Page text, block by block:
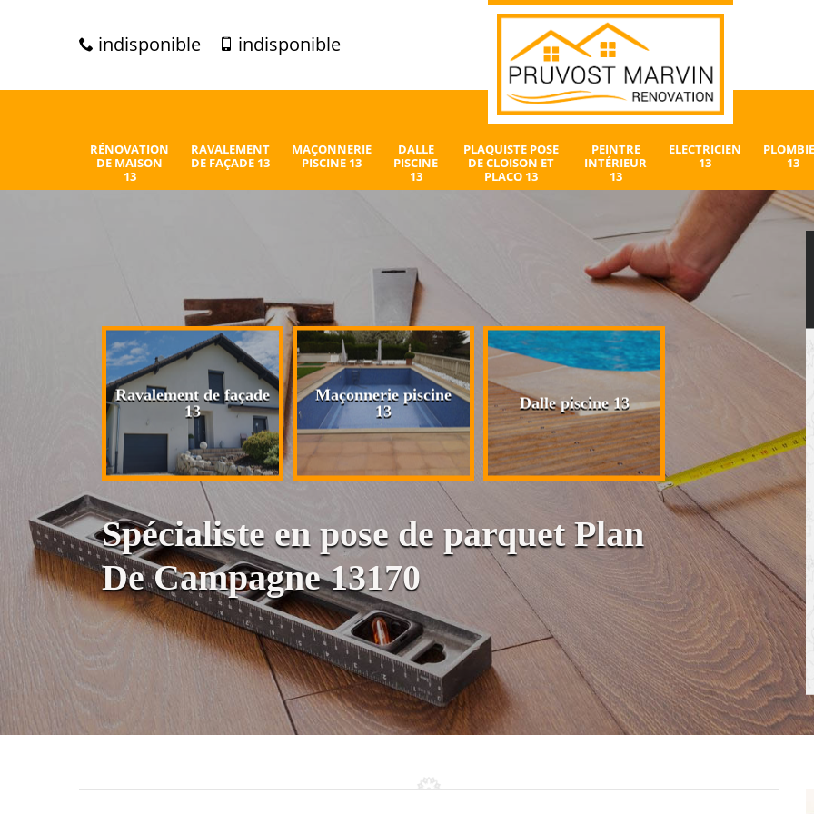
indisponible indisponible
RÉNOVATION
DE MAISON
13
RAVALEMENT
DE FAÇADE 13
MAÇONNERIE
PISCINE 13
DALLE
PISCINE
13
PLAQUISTE POSE
DE CLOISON ET
PLACO 13
PEINTRE
INTÉRIEUR
13
ELECTRICIEN
13
13
Ravalement de façade
13
Maçonnerie piscine
13
Dalle piscine 13
Spécialiste en pose de parquet Plan
De Campagne 13170